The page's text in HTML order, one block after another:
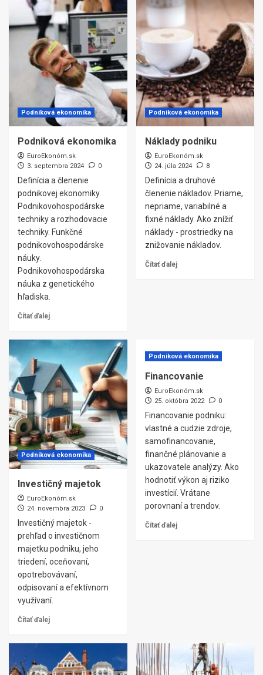
Podniková ekonomika
Podniková ekonomika
EuroEkonóm.sk
3. septembra 2024
0
Definícia a členenie
podnikovej ekonomiky.
Podnikovohospodárske
techniky a rozhodovacie
techniky. Funkčné
podnikovohospodárske
náuky.
Podnikovohospodárska
náuka z genetického
hľadiska.
Čítať ďalej
Podniková ekonomika
Náklady podniku
EuroEkonóm.sk
24. júla 2024
8
Definícia a druhové
členenie nákladov. Priame,
nepriame, variabilné a
fixné náklady. Ako znížiť
náklady - prostriedky na
znižovanie nákladov.
Čítať ďalej
Podniková ekonomika
Investičný majetok
EuroEkonóm.sk
24. novembra 2023
0
Investičný majetok -
prehľad o investičnom
majetku podniku, jeho
triedení, oceňovaní,
opotrebovávaní,
odpisovaní a efektívnom
využívaní.
Čítať ďalej
Podniková ekonomika
Financovanie
EuroEkonóm.sk
25. októbra 2022
0
Financovanie podniku:
vlastné a cudzie zdroje,
samofinancovanie,
finančné plánovanie a
ukazovatele analýzy. Ako
hodnotiť výkon aj riziko
investícií. Vrátane
porovnaní a trendov.
Čítať ďalej